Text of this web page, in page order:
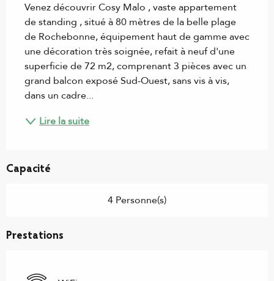
Venez découvrir Cosy Malo , vaste appartement
de standing , situé à 80 mètres de la belle plage
de Rochebonne, équipement haut de gamme avec
une décoration très soignée, refait à neuf d'une
superficie de 72 m2, comprenant 3 pièces avec un
grand balcon exposé Sud-Ouest, sans vis à vis,
dans un cadre...
Lire la suite
Capacité
4 Personne(s)
Prestations